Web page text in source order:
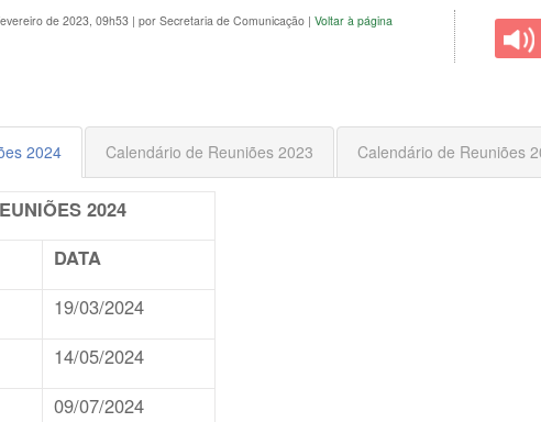
de 2023, 09h53 | por Secretaria de Comunicação | Voltar à página
2024 Calendário de Reuniões 2023 Calendário de Reuniões
2024
DATA
19/03/2024
14/05/2024
09/07/2024